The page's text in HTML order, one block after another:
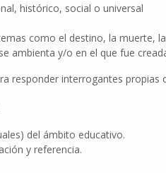
histórico, social o universal
como el destino, la muerte,
ambienta y/o en el que fue
responder interrogantes propias
del ámbito educativo.
y referencia.